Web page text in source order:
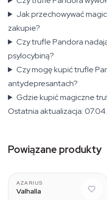
Jak przechowywać
zakupie?
Czy trufle Pandora
psylocybiną?
Czy mogę kupić trufle
antydepresantach?
Gdzie kupić magiczne
Ostatnia aktualizacja:
Powiązane produkty
AZARIUS
Valhalla